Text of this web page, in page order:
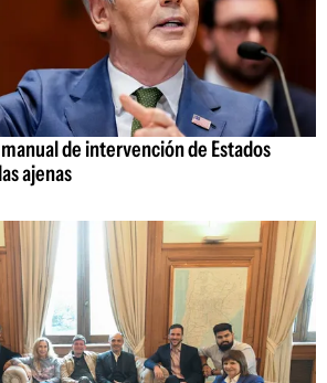
de intervención de Estados
ajenas